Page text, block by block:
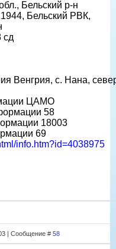
Бельский р-н
Бельский РВК,
сд
Венгрия, с. Нана,
ЦАМО
58
18003
69
info.htm?id=4038975
| Сообщение # 58